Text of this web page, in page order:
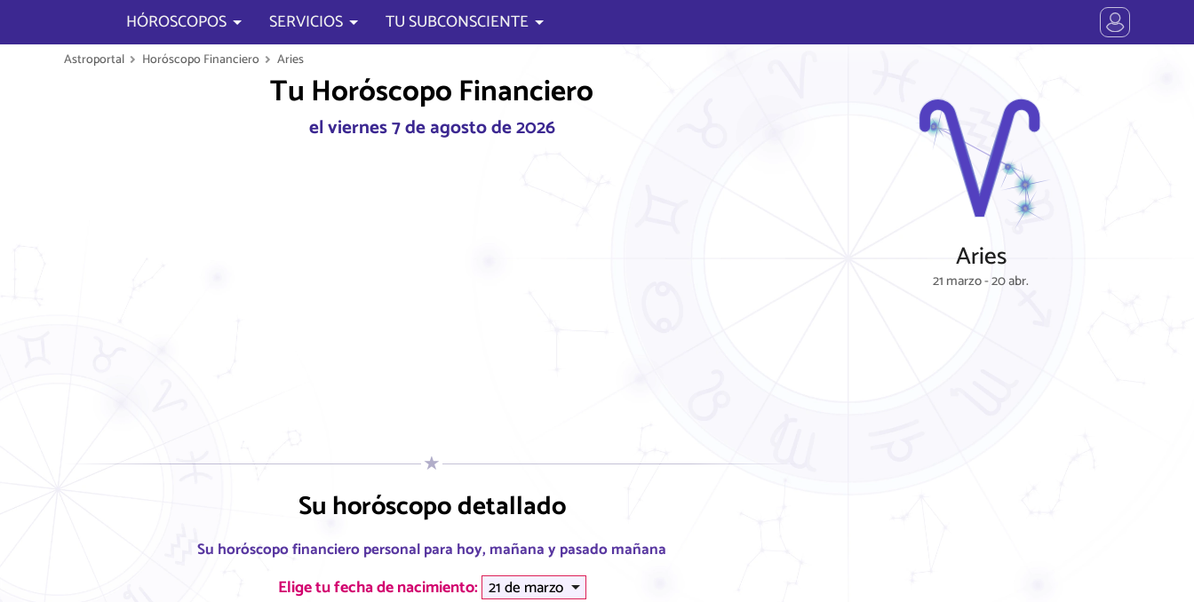
HÓROSCOPOS SERVICIOS TU SUBCONSCIENTE
Astroportal Horóscopo Financiero Aries
Tu Horóscopo Financiero
el viernes 7 de agosto de 2026
Su horóscopo detallado
Su horóscopo financiero personal para hoy, mañana y pasado mañana
Elige tu fecha de nacimiento:
Aries
21 marzo - 20 abr.